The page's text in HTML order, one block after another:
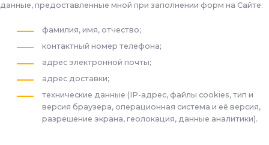
данные, предоставленные мной при заполнении форм на Сайте:
фамилия, имя, отчество;
контактный номер телефона;
адрес электронной почты;
адрес доставки;
технические данные (IP-адрес, файлы cookies, тип и
версия браузера, операционная система и её версия,
разрешение экрана, геолокация, данные аналитики).